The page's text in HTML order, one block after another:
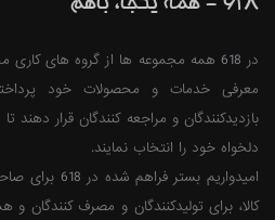
618 - همه یکجا، باهم
در 618 همه مجموعه ها از گروه های
معرفی خدمات و محصولات خود
بازدیدکنندگان و مراجعه کنندگان قرار
دلخواه خود را انتخاب نمایند.
امیدواریم
کالا، برای تولیدکنندگان و مصرف کنندگان